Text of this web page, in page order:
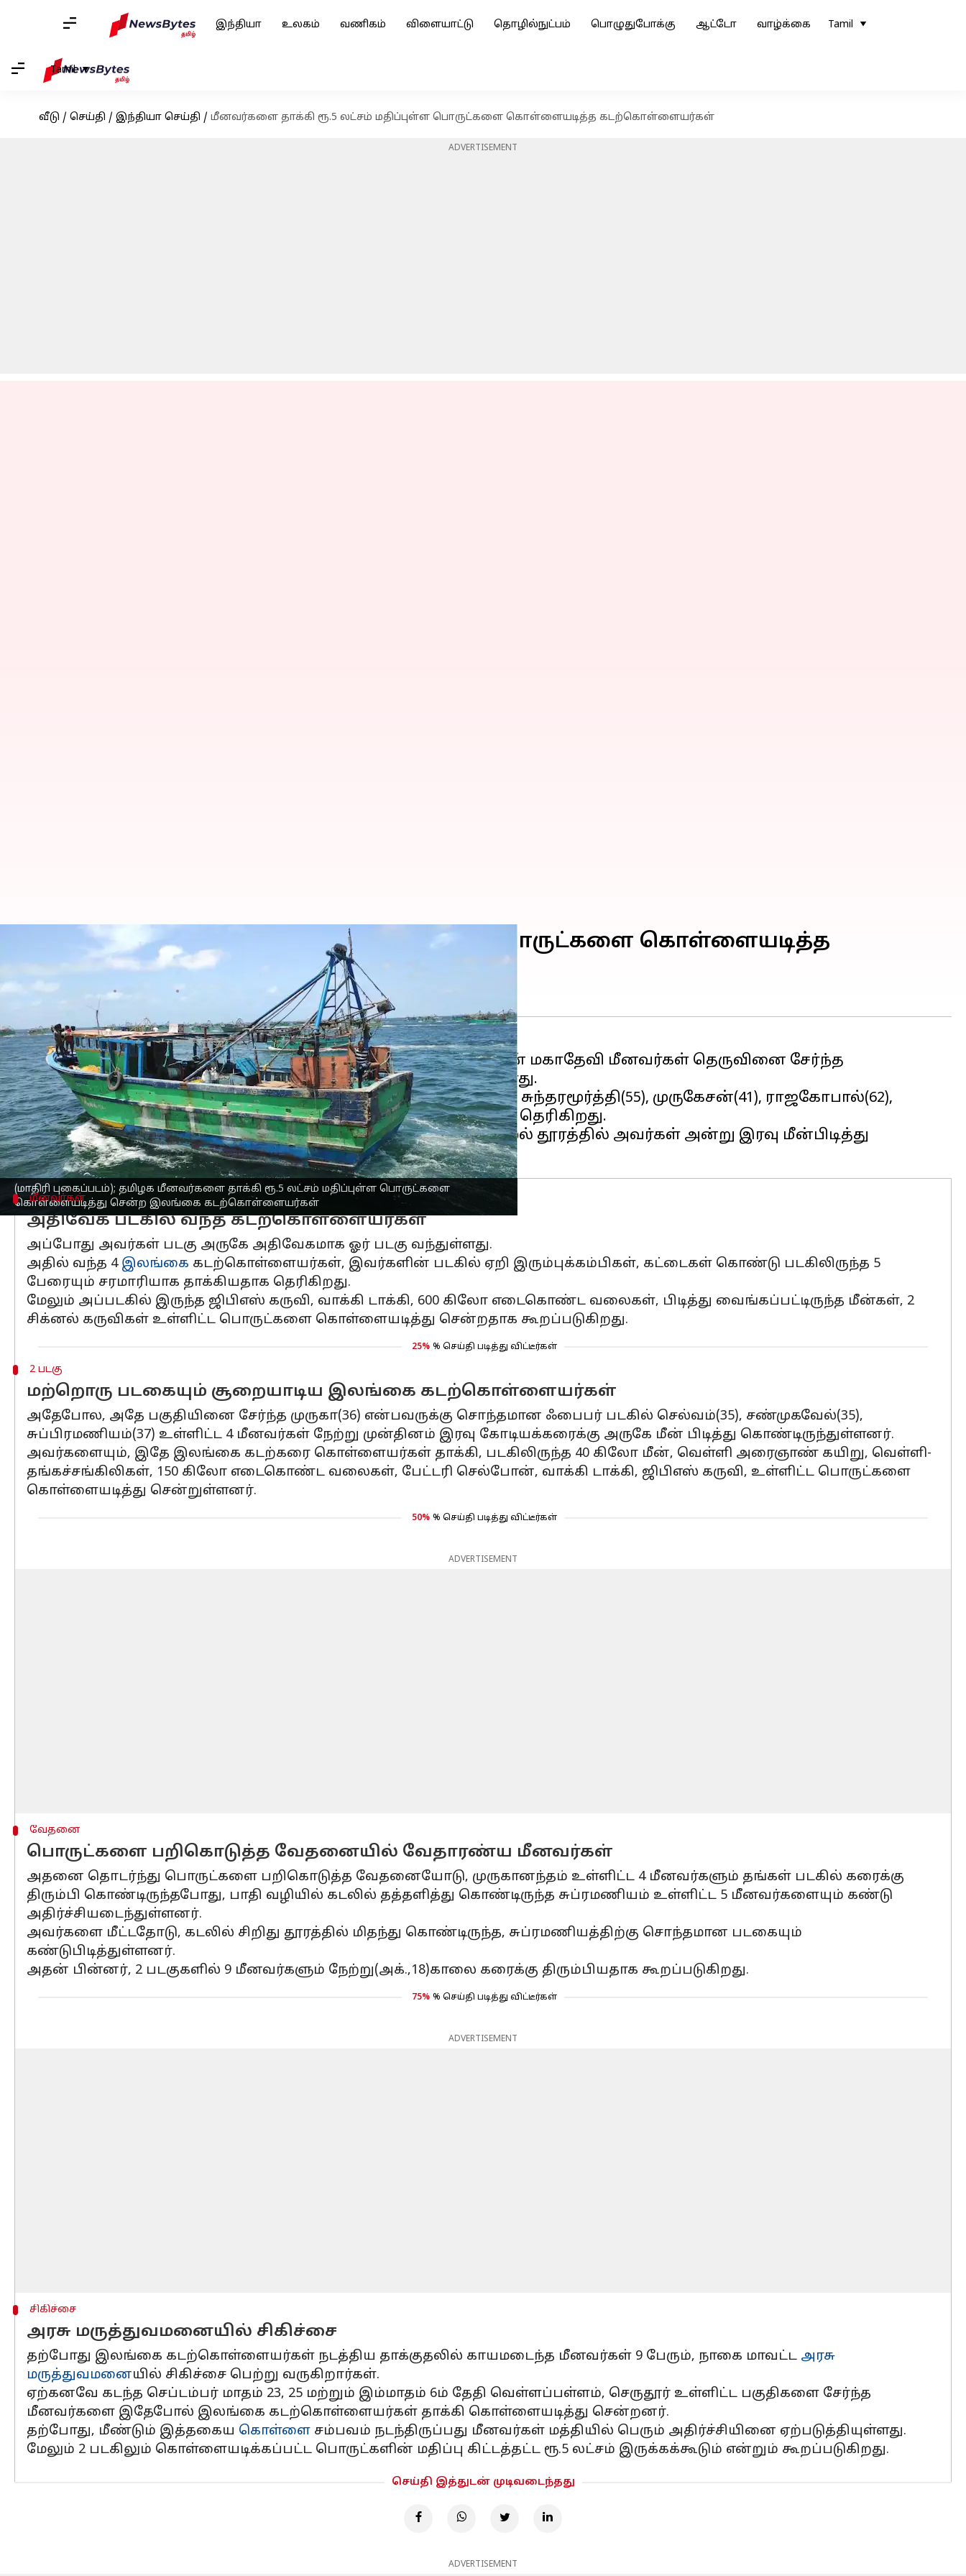
இந்தியா உலகம் வணிகம் விளையாட்டு தொழில்நுட்பம் பொழுதுபோக்கு ஆட்டோ வாழ்க்கை Tamil
Tamil
வீடு / செய்தி / இந்தியா செய்தி / மீனவர்களை தாக்கி ரூ.5 லட்சம் மதிப்புள்ள பொருட்களை கொள்ளையடித்த கடற்கொள்ளையர்கள்
ADVERTISEMENT
(மாதிரி புகைப்படம்); தமிழக மீனவர்களை தாக்கி ரூ.5 லட்சம் மதிப்புள்ள பொருட்களை
கொள்ளையடித்து சென்ற இலங்கை கடற்கொள்ளையர்கள்
மீனவர்களை தாக்கி ரூ.5 லட்சம் மதிப்புள்ள பொருட்களை கொள்ளையடித்த
கடற்கொள்ளையர்கள்
செய்தி முன்னோட்டம்
தமிழ்நாடு,நாகை மாவட்டம் வேதாரண்யத்தை அடுத்துள்ள வானவன் மகாதேவி மீனவர்கள் தெருவினை சேர்ந்த
சுப்ரமணியம்(50), என்பவருக்கு சொந்தமாக ஓர் ஃபைபர் படகு உள்ளது.
அதில், அவரோடு நேற்று முன்தினம் மதியம் அதே பகுதியை சேர்ந்த சுந்தரமூர்த்தி(55), முருகேசன்(41), ராஜகோபால்(62),
மகாலிங்கம்(60) உள்ளிட்ட 5 பேரும் கடலுக்கு மீன்பிடிக்க சென்றதாக தெரிகிறது.
அதன்படி கோடியக்கரை தென்கிழக்கு பகுதியில், 11 நாட்டிக்கல் மைல் தூரத்தில் அவர்கள் அன்று இரவு மீன்பிடித்து
மீனவர்கள்
அதிவேக படகில் வந்த கடற்கொள்ளையர்கள்
அப்போது அவர்கள் படகு அருகே அதிவேகமாக ஓர் படகு வந்துள்ளது.
அதில் வந்த 4 இலங்கை கடற்கொள்ளையர்கள், இவர்களின் படகில் ஏறி இரும்புக்கம்பிகள், கட்டைகள் கொண்டு படகிலிருந்த 5
பேரையும் சரமாரியாக தாக்கியதாக தெரிகிறது.
மேலும் அப்படகில் இருந்த ஜிபிஎஸ் கருவி, வாக்கி டாக்கி, 600 கிலோ எடைகொண்ட வலைகள், பிடித்து வைங்கப்பட்டிருந்த மீன்கள், 2
சிக்னல் கருவிகள் உள்ளிட்ட பொருட்களை கொள்ளையடித்து சென்றதாக கூறப்படுகிறது.
25% % செய்தி படித்து விட்டீர்கள்
2 படகு
மற்றொரு படகையும் சூறையாடிய இலங்கை கடற்கொள்ளையர்கள்
அதேபோல, அதே பகுதியினை சேர்ந்த முருகா(36) என்பவருக்கு சொந்தமான ஃபைபர் படகில் செல்வம்(35), சண்முகவேல்(35),
சுப்பிரமணியம்(37) உள்ளிட்ட 4 மீனவர்கள் நேற்று முன்தினம் இரவு கோடியக்கரைக்கு அருகே மீன் பிடித்து கொண்டிருந்துள்ளனர்.
அவர்களையும், இதே இலங்கை கடற்கரை கொள்ளையர்கள் தாக்கி, படகிலிருந்த 40 கிலோ மீன், வெள்ளி அரைஞாண் கயிறு, வெள்ளி-
தங்கச்சங்கிலிகள், 150 கிலோ எடைகொண்ட வலைகள், பேட்டரி செல்போன், வாக்கி டாக்கி, ஜிபிஎஸ் கருவி, உள்ளிட்ட பொருட்களை
கொள்ளையடித்து சென்றுள்ளனர்.
50% % செய்தி படித்து விட்டீர்கள்
ADVERTISEMENT
வேதனை
பொருட்களை பறிகொடுத்த வேதனையில் வேதாரண்ய மீனவர்கள்
அதனை தொடர்ந்து பொருட்களை பறிகொடுத்த வேதனையோடு, முருகானந்தம் உள்ளிட்ட 4 மீனவர்களும் தங்கள் படகில் கரைக்கு
திரும்பி கொண்டிருந்தபோது, பாதி வழியில் கடலில் தத்தளித்து கொண்டிருந்த சுப்ரமணியம் உள்ளிட்ட 5 மீனவர்களையும் கண்டு
அதிர்ச்சியடைந்துள்ளனர்.
அவர்களை மீட்டதோடு, கடலில் சிறிது தூரத்தில் மிதந்து கொண்டிருந்த, சுப்ரமணியத்திற்கு சொந்தமான படகையும்
கண்டுபிடித்துள்ளனர்.
அதன் பின்னர், 2 படகுகளில் 9 மீனவர்களும் நேற்று(அக்.,18)காலை கரைக்கு திரும்பியதாக கூறப்படுகிறது.
75% % செய்தி படித்து விட்டீர்கள்
ADVERTISEMENT
சிகிச்சை
அரசு மருத்துவமனையில் சிகிச்சை
தற்போது இலங்கை கடற்கொள்ளையர்கள் நடத்திய தாக்குதலில் காயமடைந்த மீனவர்கள் 9 பேரும், நாகை மாவட்ட அரசு
மருத்துவமனையில் சிகிச்சை பெற்று வருகிறார்கள்.
ஏற்கனவே கடந்த செப்டம்பர் மாதம் 23, 25 மற்றும் இம்மாதம் 6ம் தேதி வெள்ளப்பள்ளம், செருதூர் உள்ளிட்ட பகுதிகளை சேர்ந்த
மீனவர்களை இதேபோல் இலங்கை கடற்கொள்ளையர்கள் தாக்கி கொள்ளையடித்து சென்றனர்.
தற்போது, மீண்டும் இத்தகைய கொள்ளை சம்பவம் நடந்திருப்பது மீனவர்கள் மத்தியில் பெரும் அதிர்ச்சியினை ஏற்படுத்தியுள்ளது.
மேலும் 2 படகிலும் கொள்ளையடிக்கப்பட்ட பொருட்களின் மதிப்பு கிட்டத்தட்ட ரூ.5 லட்சம் இருக்கக்கூடும் என்றும் கூறப்படுகிறது.
செய்தி இத்துடன் முடிவடைந்தது
ADVERTISEMENT